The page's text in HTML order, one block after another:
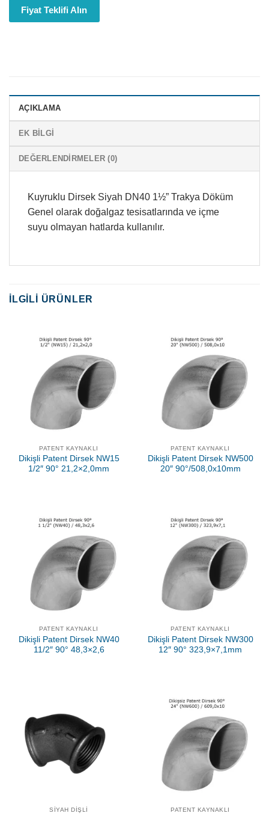
Fiyat Teklifi Alın
AÇIKLAMA
EK BILGI
DEĞERLENDIRMELER (0)
Kuyruklu Dirsek Siyah DN40 1½” Trakya Döküm
Genel olarak doğalgaz tesisatlarında ve içme
suyu olmayan hatlarda kullanılır.
İLGILI ÜRÜNLER
PATENT KAYNAKLI
Dikişli Patent Dirsek NW15
1/2″ 90° 21,2×2,0mm
PATENT KAYNAKLI
Dikişli Patent Dirsek NW500
20″ 90°/508,0x10mm
PATENT KAYNAKLI
Dikişli Patent Dirsek NW40
11/2″ 90° 48,3×2,6
PATENT KAYNAKLI
Dikişli Patent Dirsek NW300
12″ 90° 323,9×7,1mm
SIYAH DIŞLI PATENT KAYNAKLI